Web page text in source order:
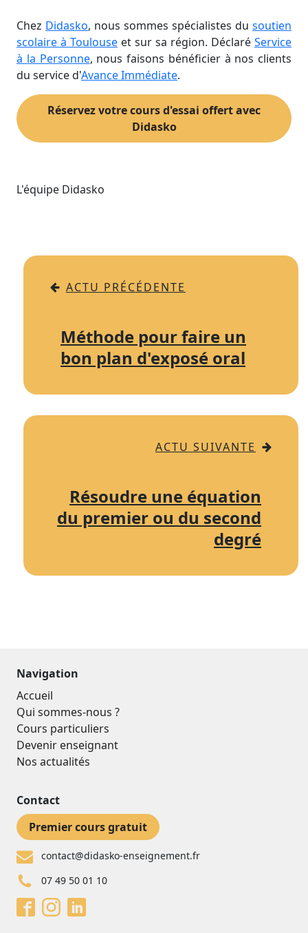
Chez Didasko, nous sommes spécialistes du soutien
scolaire à Toulouse et sur sa région. Déclaré Service
à la Personne, nous faisons bénéficier à nos clients
du service d'Avance Immédiate.
Réservez votre cours d'essai offert avec
Didasko
L'équipe Didasko
ACTU PRÉCÉDENTE
Méthode pour faire un
bon plan d'exposé oral
ACTU SUIVANTE
Résoudre une équation
du premier ou du second
degré
Navigation
Accueil
Qui sommes-nous ?
Cours particuliers
Devenir enseignant
Nos actualités
Contact
Premier cours gratuit
contact@didasko-enseignement.fr
07 49 50 01 10